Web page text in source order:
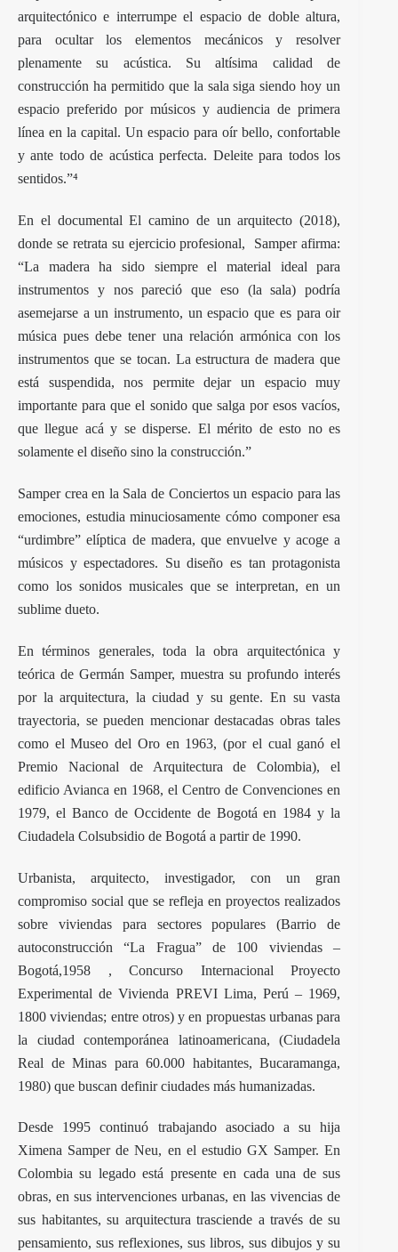
arquitectónico e interrumpe el espacio de doble altura,
para ocultar los elementos mecánicos y resolver
plenamente su acústica. Su altísima calidad de
construcción ha permitido que la sala siga siendo hoy un
espacio preferido por músicos y audiencia de primera
línea en la capital. Un espacio para oír bello, confortable
y ante todo de acústica perfecta. Deleite para todos los
sentidos.”⁴
En el documental El camino de un arquitecto (2018),
donde se retrata su ejercicio profesional,
Samper afirma:
“La madera ha sido siempre el material ideal para
instrumentos y nos pareció que eso (la sala) podría
asemejarse a un instrumento, un espacio que es para oir
música pues debe tener una relación armónica con los
instrumentos que se tocan. La estructura de madera que
está suspendida, nos permite dejar un espacio muy
importante para que el sonido que salga por esos vacíos,
que llegue acá y se disperse. El mérito de esto no es
solamente el diseño sino la construcción.”
Samper crea en la Sala de Conciertos un espacio para las
emociones, estudia minuciosamente cómo componer esa
“urdimbre” elíptica de madera, que envuelve y acoge a
músicos y espectadores. Su diseño es tan protagonista
como los sonidos musicales que se interpretan, en un
sublime dueto.
En términos generales, toda la obra arquitectónica y
teórica de Germán Samper, muestra su profundo interés
por la arquitectura, la ciudad y su gente. En su vasta
trayectoria, se pueden mencionar destacadas obras tales
como el Museo del Oro en 1963, (por el cual ganó el
Premio Nacional de Arquitectura de Colombia), el
edificio Avianca en 1968, el Centro de Convenciones en
1979, el Banco de Occidente de Bogotá en 1984 y la
Ciudadela Colsubsidio de Bogotá a partir de 1990.
Urbanista, arquitecto, investigador, con un gran
compromiso social que se refleja en proyectos realizados
sobre viviendas para sectores populares (Barrio de
autoconstrucción “La Fragua” de 100 viviendas –
Bogotá,1958 , Concurso Internacional Proyecto
Experimental de Vivienda PREVI Lima, Perú – 1969,
1800 viviendas; entre otros) y en propuestas urbanas para
la ciudad contemporánea latinoamericana, (Ciudadela
Real de Minas para 60.000 habitantes, Bucaramanga,
1980) que buscan definir ciudades más humanizadas.
Desde 1995 continuó trabajando asociado a su hija
Ximena Samper de Neu, en el estudio GX Samper. En
Colombia su legado está presente en cada una de sus
obras, en sus intervenciones urbanas, en las vivencias de
sus habitantes, su arquitectura trasciende a través de su
pensamiento, sus reflexiones, sus libros, sus dibujos y su